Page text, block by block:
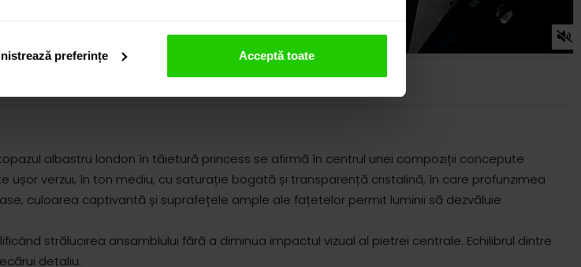
preferințe Acceptă toate
albastru london în tăietură princess se afirmă în centrul unei compoziții concepute
verzui, în ton mediu, cu saturație bogată și transparență cristalină, în care profunzimea
culoarea captivantă și suprafețele ample ale fațetelor permit luminii să dezvăluie
strălucirea ansamblului fără a diminua impactul vizual al pietrei centrale. Echilibrul dintre
detaliu.